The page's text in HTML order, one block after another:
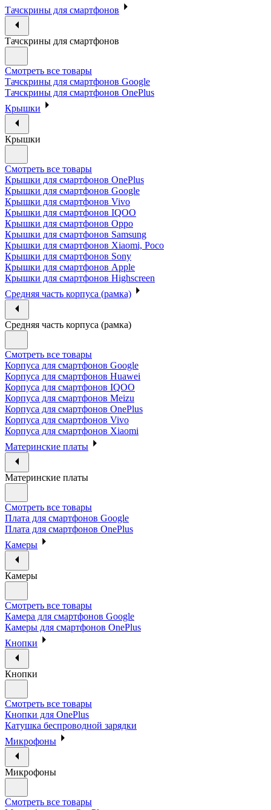
Тачскрины для смартфонов
Тачскрины для смартфонов
Смотреть все товары
Тачскрины для смартфонов Google
Тачскрины для смартфонов OnePlus
Крышки
Крышки
Смотреть все товары
Крышки для смартфонов OnePlus
Крышки для смартфонов Google
Крышки для смартфонов Vivo
Крышки для смартфонов IQOO
Крышки для смартфонов Oppo
Крышки для смартфонов Samsung
Крышки для смартфонов Xiaomi, Poco
Крышки для смартфонов Sony
Крышки для смартфонов Apple
Крышки для смартфонов Highscreen
Средняя часть корпуса (рамка)
Средняя часть корпуса (рамка)
Смотреть все товары
Корпуса для смартфонов Google
Корпуса для смартфонов Huawei
Корпуса для смартфонов IQOO
Корпуса для смартфонов Meizu
Корпуса для смартфонов OnePlus
Корпуса для смартфонов Vivo
Корпуса для смартфонов Xiaomi
Материнские платы
Материнские платы
Смотреть все товары
Плата для смартфонов Google
Плата для смартфонов OnePlus
Камеры
Камеры
Смотреть все товары
Камера для смартфонов Google
Камеры для смартфонов OnePlus
Кнопки
Кнопки
Смотреть все товары
Кнопки для OnePlus
Катушка беспроводной зарядки
Микрофоны
Микрофоны
Смотреть все товары